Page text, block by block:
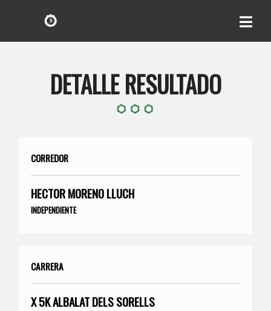
DETALLE RESULTADO
CORREDOR
HECTOR MORENO LLUCH
INDEPENDIENTE
CARRERA
X 5K ALBALAT DELS SORELLS